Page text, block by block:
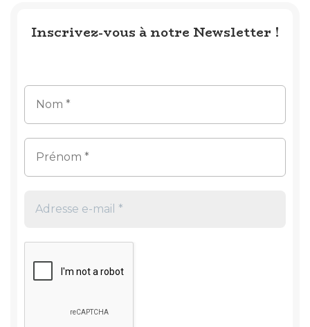
Inscrivez-vous à notre Newsletter !